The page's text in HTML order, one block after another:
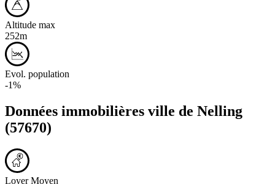
Altitude max
252m
Evol. population
-1%
Données immobilières ville de Nelling
(57670)
Loyer Moyen